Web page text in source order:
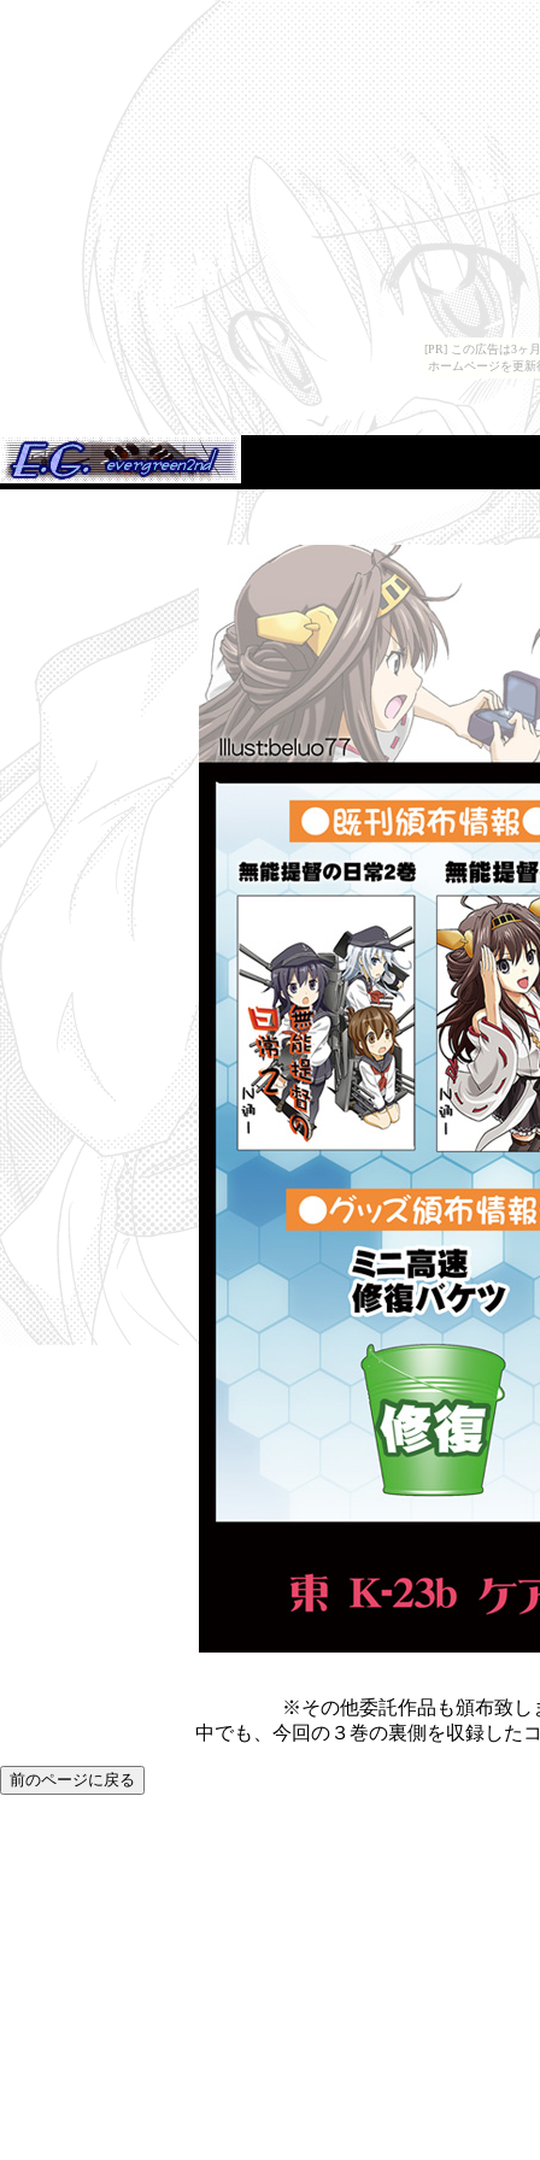
[PR] この広告は3ヶ
ホームページを更
※その他委託作品も頒布致し
中でも、今回の３巻の裏側を収録した